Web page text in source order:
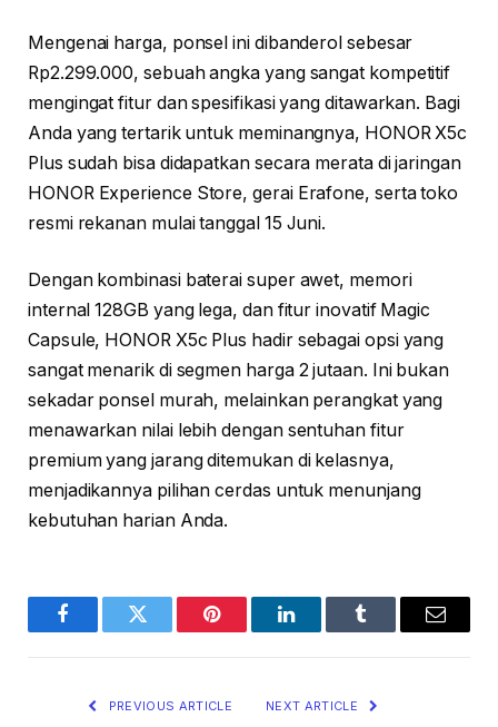
Mengenai harga, ponsel ini dibanderol sebesar
Rp2.299.000, sebuah angka yang sangat kompetitif
mengingat fitur dan spesifikasi yang ditawarkan. Bagi
Anda yang tertarik untuk meminangnya, HONOR X5c
Plus sudah bisa didapatkan secara merata di jaringan
HONOR Experience Store, gerai Erafone, serta toko
resmi rekanan mulai tanggal 15 Juni.
Dengan kombinasi baterai super awet, memori
internal 128GB yang lega, dan fitur inovatif Magic
Capsule, HONOR X5c Plus hadir sebagai opsi yang
sangat menarik di segmen harga 2 jutaan. Ini bukan
sekadar ponsel murah, melainkan perangkat yang
menawarkan nilai lebih dengan sentuhan fitur
premium yang jarang ditemukan di kelasnya,
menjadikannya pilihan cerdas untuk menunjang
kebutuhan harian Anda.
FacebookTwitter Pinterest LinkedInTumblr Email
PREVIOUS ARTICLE NEXT ARTICLE